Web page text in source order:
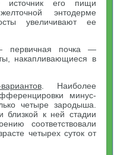
источник его пищи
энтодерме
увеличивают ее
первичная почка —
накапливающиеся в
. Наиболее
минус-
четыре зародыша.
близкой к ней стадии
соответствовали
четырех суток от